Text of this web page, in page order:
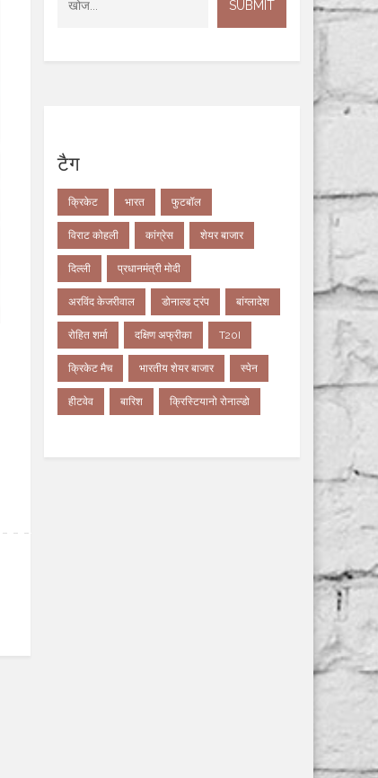
टैग
क्रिकेट भारत फुटबॉल
विराट कोहली कांग्रेस शेयर बाजार
दिल्ली प्रधानमंत्री मोदी
अरविंद केजरीवाल डोनाल्ड ट्रंप बांग्लादेश
रोहित शर्मा दक्षिण अफ्रीका T20I
क्रिकेट मैच भारतीय शेयर बाजार स्पेन
हीटवेव बारिश क्रिस्टियानो रोनाल्डो